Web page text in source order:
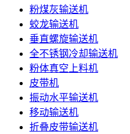
粉煤灰输送机
蛟龙输送机
垂直螺旋输送机
全不锈钢冷却输送机
粉体真空上料机
皮带机
振动水平输送机
移动输送机
折叠皮带输送机